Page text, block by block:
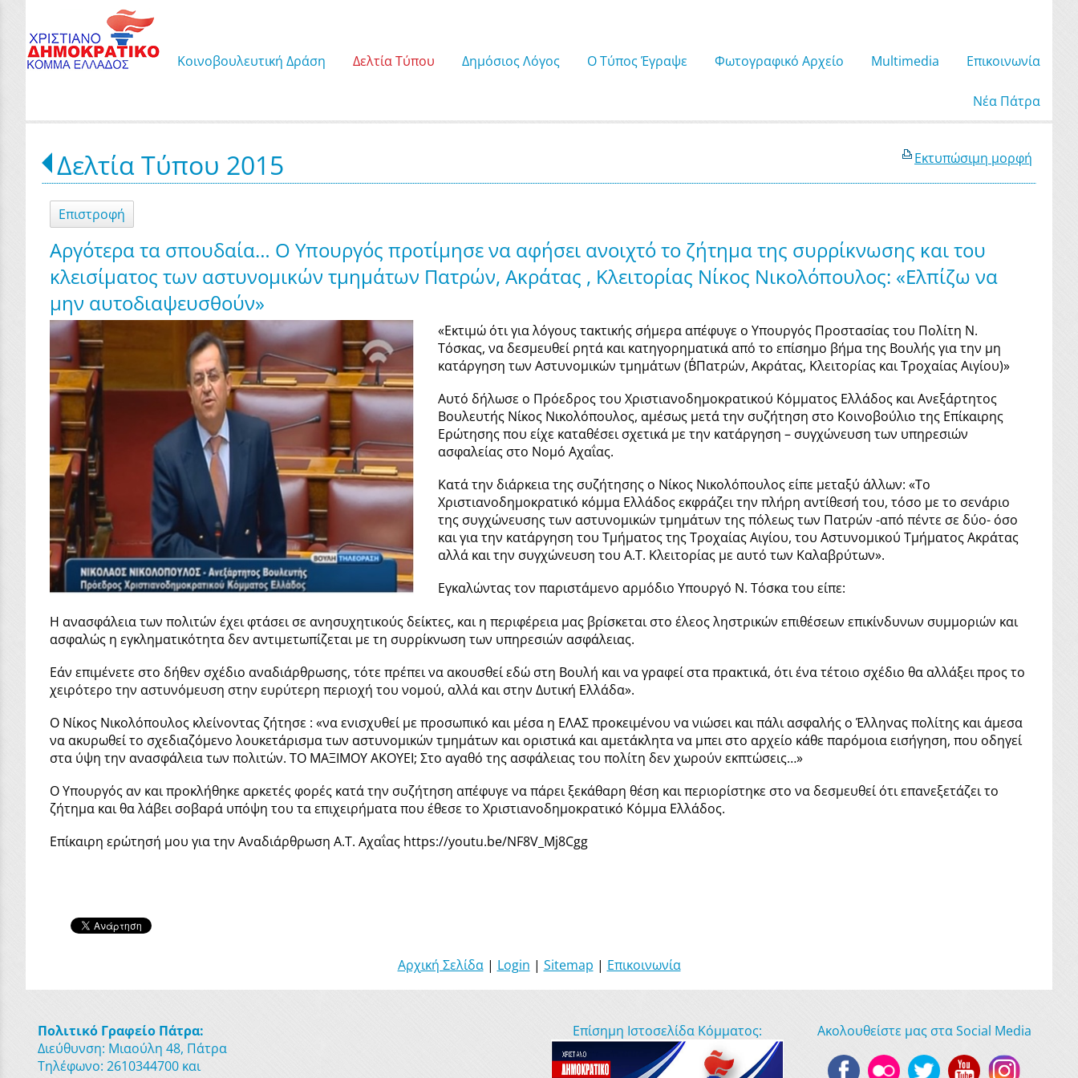
Κοινοβουλευτική Δράση Δελτία Τύπου Δημόσιος Λόγος Ο Τύπος Έγραψε Φωτογραφικό Αρχείο Μultimedia Επικοινωνία
Νέα Πάτρα
Εκτυπώσιμη μορφή
Δελτία Τύπου 2015
Επιστροφή
Αργότερα τα σπουδαία… Ο Υπουργός προτίμησε να αφήσει ανοιχτό το ζήτημα της συρρίκνωσης και του
κλεισίματος των αστυνομικών τμημάτων Πατρών, Ακράτας , Κλειτορίας Νίκος Νικολόπουλος: «Ελπίζω να
μην αυτοδιαψευσθούν»
«Εκτιμώ ότι για λόγους τακτικής σήμερα απέφυγε ο Υπουργός Προστασίας του Πολίτη Ν.
Τόσκας, να δεσμευθεί ρητά και κατηγορηματικά από το επίσημο βήμα της Βουλής για την μη
κατάργηση των Αστυνομικών τμημάτων (Β΄Πατρών, Ακράτας, Κλειτορίας και Τροχαίας Αιγίου)»
Αυτό δήλωσε ο Πρόεδρος του Χριστιανοδημοκρατικού Κόμματος Ελλάδος και Ανεξάρτητος
Βουλευτής Νίκος Νικολόπουλος, αμέσως μετά την συζήτηση στο Κοινοβούλιο της Επίκαιρης
Ερώτησης που είχε καταθέσει σχετικά με την κατάργηση – συγχώνευση των υπηρεσιών
ασφαλείας στο Νομό Αχαΐας.
Κατά την διάρκεια της συζήτησης ο Νίκος Νικολόπουλος είπε μεταξύ άλλων: «Το
Χριστιανοδημοκρατικό κόμμα Ελλάδος εκφράζει την πλήρη αντίθεσή του, τόσο με το σενάριο
της συγχώνευσης των αστυνομικών τμημάτων της πόλεως των Πατρών -από πέντε σε δύο- όσο
και για την κατάργηση του Τμήματος της Τροχαίας Αιγίου, του Αστυνομικού Τμήματος Ακράτας
αλλά και την συγχώνευση του Α.Τ. Κλειτορίας με αυτό των Καλαβρύτων».
Εγκαλώντας τον παριστάμενο αρμόδιο Υπουργό Ν. Τόσκα του είπε:
Η ανασφάλεια των πολιτών έχει φτάσει σε ανησυχητικούς δείκτες, και η περιφέρεια μας βρίσκεται στο έλεος ληστρικών επιθέσεων επικίνδυνων συμμοριών και
ασφαλώς η εγκληματικότητα δεν αντιμετωπίζεται με τη συρρίκνωση των υπηρεσιών ασφάλειας.
Εάν επιμένετε στο δήθεν σχέδιο αναδιάρθρωσης, τότε πρέπει να ακουσθεί εδώ στη Βουλή και να γραφεί στα πρακτικά, ότι ένα τέτοιο σχέδιο θα αλλάξει προς το
χειρότερο την αστυνόμευση στην ευρύτερη περιοχή του νομού, αλλά και στην Δυτική Ελλάδα».
Ο Νίκος Νικολόπουλος κλείνοντας ζήτησε : «να ενισχυθεί με προσωπικό και μέσα η ΕΛΑΣ προκειμένου να νιώσει και πάλι ασφαλής ο Έλληνας πολίτης και άμεσα
να ακυρωθεί το σχεδιαζόμενο λουκετάρισμα των αστυνομικών τμημάτων και οριστικά και αμετάκλητα να μπει στο αρχείο κάθε παρόμοια εισήγηση, που οδηγεί
στα ύψη την ανασφάλεια των πολιτών. ΤΟ ΜΑΞΙΜΟΥ ΑΚΟΥΕΙ; Στο αγαθό της ασφάλειας του πολίτη δεν χωρούν εκπτώσεις…»
Ο Υπουργός αν και προκλήθηκε αρκετές φορές κατά την συζήτηση απέφυγε να πάρει ξεκάθαρη θέση και περιορίστηκε στο να δεσμευθεί ότι επανεξετάζει το
ζήτημα και θα λάβει σοβαρά υπόψη του τα επιχειρήματα που έθεσε το Χριστιανοδημοκρατικό Κόμμα Ελλάδος.
Επίκαιρη ερώτησή μου για την Αναδιάρθρωση Α.Τ. Αχαΐας https://youtu.be/NF8V_Mj8Cgg
Αρχική Σελίδα| Login | Sitemap | Επικοινωνία
Πολιτικό Γραφείο Πάτρα:
Διεύθυνση: Μιαούλη 48, Πάτρα
Τηλέφωνο: 2610344700 και
Επίσημη Ιστοσελίδα Κόμματος: Ακολουθείστε μας στα Social Media